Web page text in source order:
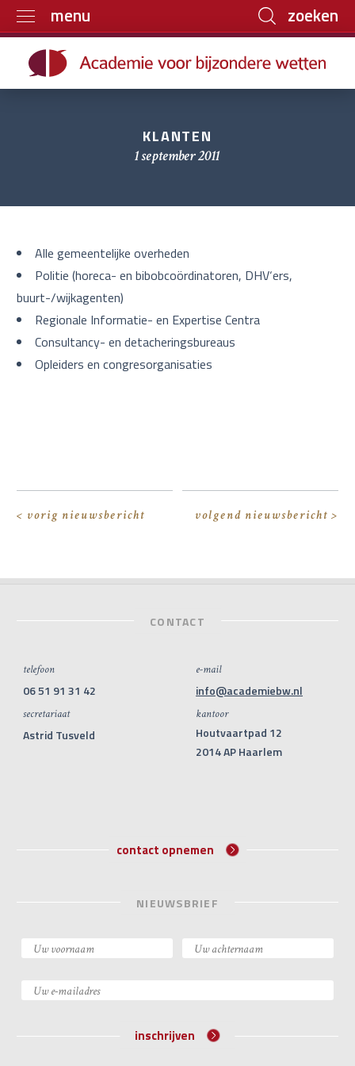
menu zoeken
Home
Contact
KLANTEN
1 september 2011
Alle gemeentelijke overheden
Politie (horeca- en bibobcoördinatoren, DHV‘ers,
buurt-/wijkagenten)
Regionale Informatie- en Expertise Centra
Consultancy- en detacheringsbureaus
Opleiders en congresorganisaties
< vorig nieuwsbericht volgend nieuwsbericht >
CONTACT
telefoon
06 51 91 31 42
secretariaat
Astrid Tusveld
e-mail
info@academiebw.nl
kantoor
Houtvaartpad 12
2014 AP Haarlem
contact opnemen
NIEUWSBRIEF
inschrijven